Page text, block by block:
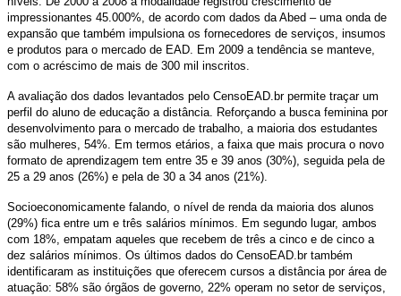
impressionantes 45.000%, de acordo com dados da Abed – uma onda de
expansão que também impulsiona os fornecedores de serviços, insumos
e produtos para o mercado de EAD. Em 2009 a tendência se manteve,
com o acréscimo de mais de 300 mil inscritos.
A avaliação dos dados levantados pelo CensoEAD.br permite traçar um
perfil do aluno de educação a distância. Reforçando a busca feminina por
desenvolvimento para o mercado de trabalho, a maioria dos estudantes
são mulheres, 54%. Em termos etários, a faixa que mais procura o novo
formato de aprendizagem tem entre 35 e 39 anos (30%), seguida pela de
25 a 29 anos (26%) e pela de 30 a 34 anos (21%).
Socioeconomicamente falando, o nível de renda da maioria dos alunos
(29%) fica entre um e três salários mínimos. Em segundo lugar, ambos
com 18%, empatam aqueles que recebem de três a cinco e de cinco a
dez salários mínimos. Os últimos dados do CensoEAD.br também
identificaram as instituições que oferecem cursos a distância por área de
atuação: 58% são órgãos de governo, 22% operam no setor de serviços,